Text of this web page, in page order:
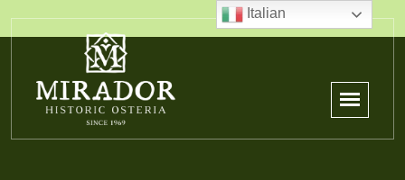
Italian